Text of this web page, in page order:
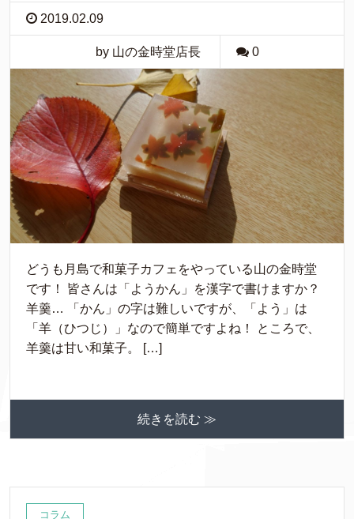
2019.02.09
by 山の金時堂店長 0
どうも月島で和菓子カフェをやっている山の金時堂
です！ 皆さんは「ようかん」を漢字で書けますか？
羊羹… 「かん」の字は難しいですが、「よう」は
「羊（ひつじ）」なので簡単ですよね！ ところで、
羊羹は甘い和菓子。 […]
続きを読む ≫
コラム